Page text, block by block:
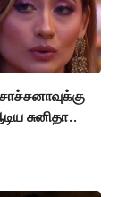
சுனிதா..